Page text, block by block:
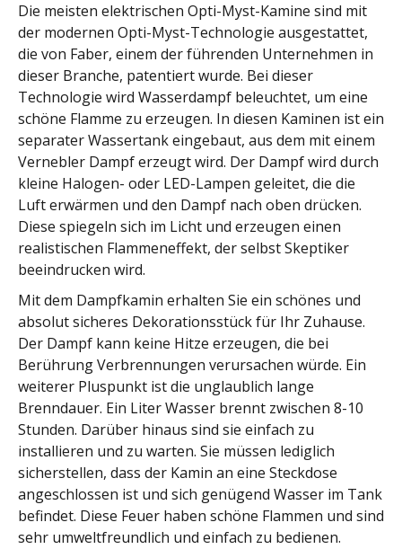
Die meisten elektrischen Opti-Myst-Kamine sind mit
der modernen Opti-Myst-Technologie ausgestattet,
die von Faber, einem der führenden Unternehmen in
dieser Branche, patentiert wurde. Bei dieser
Technologie wird Wasserdampf beleuchtet, um eine
schöne Flamme zu erzeugen. In diesen Kaminen ist ein
separater Wassertank eingebaut, aus dem mit einem
Vernebler Dampf erzeugt wird. Der Dampf wird durch
kleine Halogen- oder LED-Lampen geleitet, die die
Luft erwärmen und den Dampf nach oben drücken.
Diese spiegeln sich im Licht und erzeugen einen
realistischen Flammeneffekt, der selbst Skeptiker
beeindrucken wird.
Mit dem Dampfkamin erhalten Sie ein schönes und
absolut sicheres Dekorationsstück für Ihr Zuhause.
Der Dampf kann keine Hitze erzeugen, die bei
Berührung Verbrennungen verursachen würde. Ein
weiterer Pluspunkt ist die unglaublich lange
Brenndauer. Ein Liter Wasser brennt zwischen 8-10
Stunden. Darüber hinaus sind sie einfach zu
installieren und zu warten. Sie müssen lediglich
sicherstellen, dass der Kamin an eine Steckdose
angeschlossen ist und sich genügend Wasser im Tank
befindet. Diese Feuer haben schöne Flammen und sind
sehr umweltfreundlich und einfach zu bedienen.